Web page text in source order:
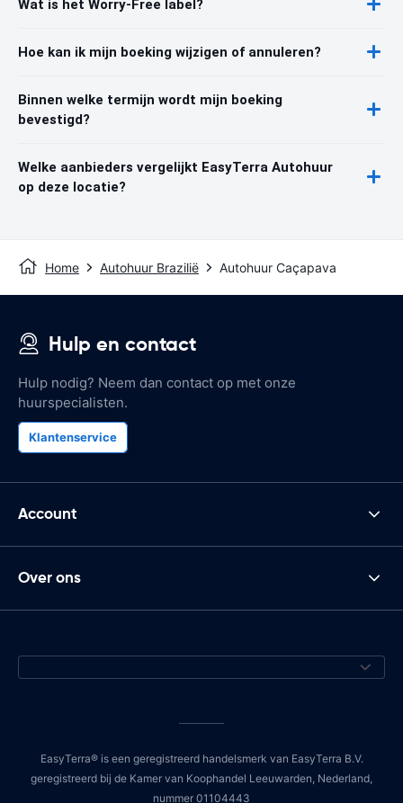
Wat is het Worry-Free label?
Hoe kan ik mijn boeking wijzigen of annuleren?
Binnen welke termijn wordt mijn boeking
bevestigd?
Welke aanbieders vergelijkt EasyTerra Autohuur
op deze locatie?
Home Autohuur Brazilië Autohuur Caçapava
Hulp en contact
Hulp nodig? Neem dan contact op met onze
huurspecialisten.
Klantenservice
Account
Over ons
EasyTerra® is een geregistreerd handelsmerk van EasyTerra B.V.
geregistreerd bij de Kamer van Koophandel Leeuwarden, Nederland,
nummer 01104443